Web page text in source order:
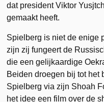
dat president Viktor
gemaakt heeft.
Spielberg is niet de enige
zijn zij fungeert de
die een gelijkaardige
Beiden droegen bij tot het
Spielberg via zijn Shoah
het idee een film over de